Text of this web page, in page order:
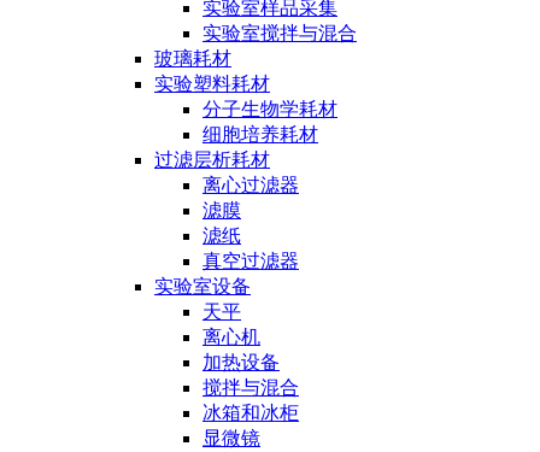
实验室样品采集
实验室搅拌与混合
玻璃耗材
实验塑料耗材
分子生物学耗材
细胞培养耗材
过滤层析耗材
离心过滤器
滤膜
滤纸
真空过滤器
实验室设备
天平
离心机
加热设备
搅拌与混合
冰箱和冰柜
显微镜